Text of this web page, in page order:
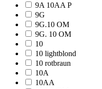
9A 10AA P
9G
9G.10 OM
9G. 10 OM
10
10 lightblond
10 rotbraun
10A
10AA